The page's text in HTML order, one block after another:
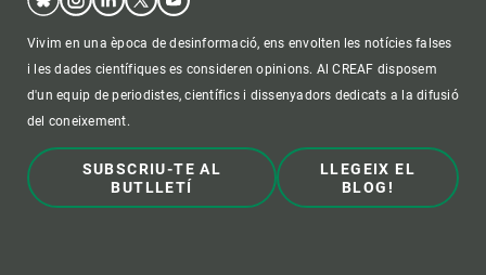
Vivim en una època de desinformació, ens envolten les notícies falses
i les dades científiques es consideren opinions. Al CREAF disposem
d'un equip de periodistes, científics i dissenyadors dedicats a la difusió
del coneixement.
SUBSCRIU-TE AL
BUTLLETÍ
LLEGEIX EL
BLOG!